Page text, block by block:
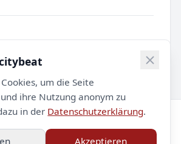
Alle Rechte vorbehalten.
um die Seite
ihre Nutzung anonym zu
in der Datenschutzerklärung.
Akzeptieren